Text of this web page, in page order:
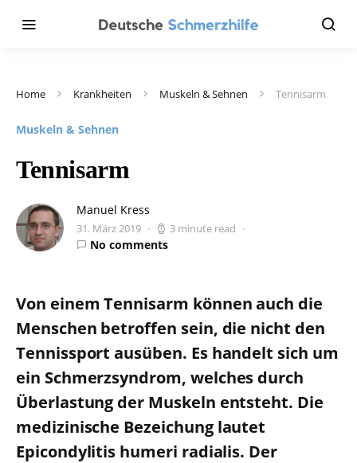
Home Krankheiten Muskeln & Sehnen Tennisarm
Muskeln & Sehnen
Tennisarm
Manuel Kress
31. März 2019 3 minute read
No comments
Von einem Tennisarm können auch die
Menschen betroffen sein, die nicht den
Tennissport ausüben. Es handelt sich um
ein Schmerzsyndrom, welches durch
Überlastung der Muskeln entsteht. Die
medizinische Bezeichung lautet
Epicondylitis humeri radialis. Der